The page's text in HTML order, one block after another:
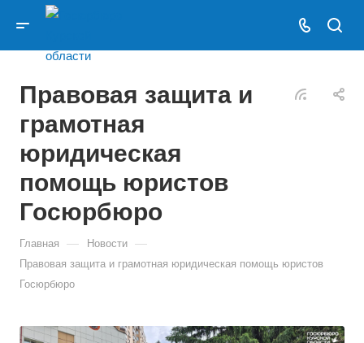
Правовая защита и
грамотная
юридическая
помощь юристов
Госюрбюро
Главная — Новости —
Правовая защита и грамотная юридическая помощь юристов
Госюрбюро